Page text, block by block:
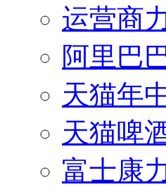
运营商
阿里巴
天猫年
天猫啤
富士康